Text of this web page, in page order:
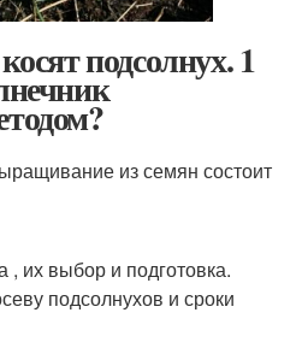
подсолнух. 1
из семян состоит
их выбор и подготовка.
подсолнухов и сроки